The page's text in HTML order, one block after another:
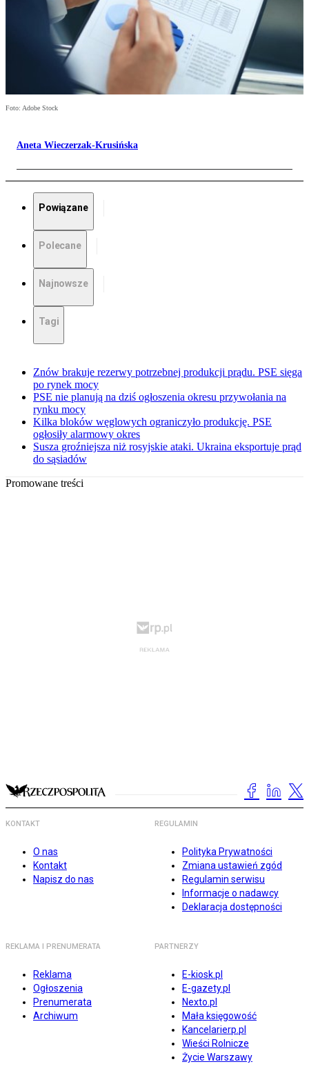
Foto: Adobe Stock
Aneta Wieczerzak-Krusińska
Powiązane
Polecane
Najnowsze
Tagi
Znów brakuje rezerwy potrzebnej produkcji prądu. PSE sięga
po rynek mocy
PSE nie planują na dziś ogłoszenia okresu przywołania na
rynku mocy
Kilka bloków węglowych ograniczyło produkcję. PSE
ogłosiły alarmowy okres
Susza groźniejsza niż rosyjskie ataki. Ukraina eksportuje prąd
do sąsiadów
Promowane treści
KONTAKT
O nas
Kontakt
Napisz do nas
REGULAMIN
Polityka Prywatności
Zmiana ustawień zgód
Regulamin serwisu
Informacje o nadawcy
Deklaracja dostępności
REKLAMA I PRENUMERATA
Reklama
Ogłoszenia
Prenumerata
Archiwum
PARTNERZY
E-kiosk.pl
E-gazety.pl
Nexto.pl
Mała księgowość
Kancelarierp.pl
Wieści Rolnicze
Życie Warszawy